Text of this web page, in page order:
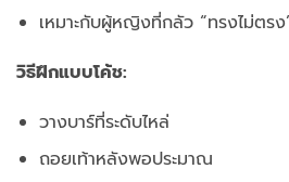
เหมาะกับผู้หญิงที่กลัว “ทรงไม่ตรง
วิธีฝึกแบบโค้ช:
วางบาร์ที่ระดับไหล่
ถอยเท้าหลังพอประมาณ